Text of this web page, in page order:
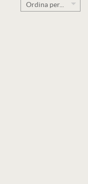
Ordina per...